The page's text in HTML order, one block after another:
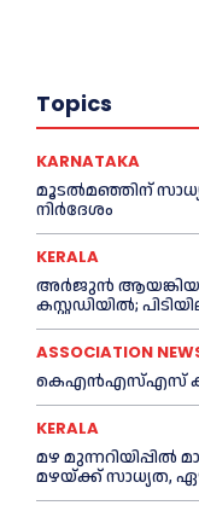
Topics
KARNATAKA
മൂടൽമഞ്ഞിന്
നിർദേശം
KERALA
അര്‍ജുന്‍
കസ്റ്റഡിയില്‍;
ASSOCIATION
കെഎൻഎസ്എസ്
KERALA
മഴ മുന്നറിയിപ്പിൽ
മഴയ്ക്ക് സാധ്യത,